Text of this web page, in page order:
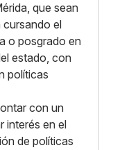
que sean
cursando el
o posgrado en
estado, con
políticas
con un
interés en el
de políticas